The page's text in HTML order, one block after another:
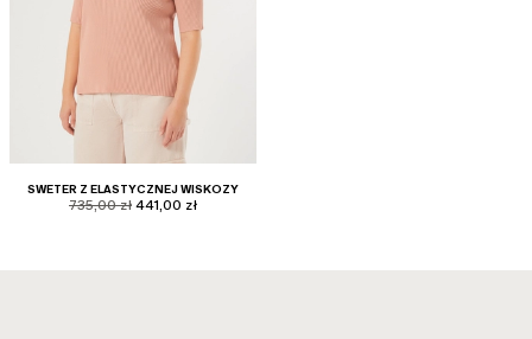
SWETER Z ELASTYCZNEJ WISKOZY
product.price.original
735,00 zł product.price.sale
441,00 zł